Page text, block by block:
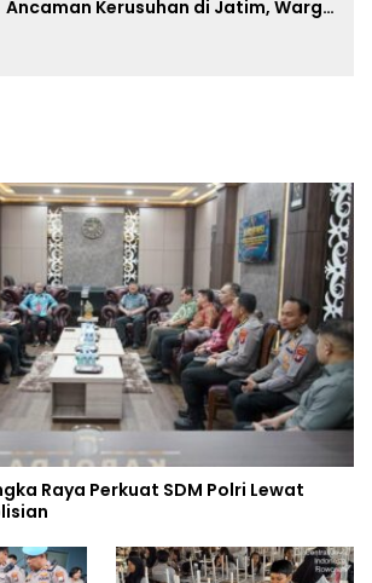
Ancaman Kerusuhan di Jatim, Warga
Raya Perkuat SDM Polri Lewat